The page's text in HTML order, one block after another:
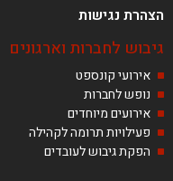
הצהרת נגישות
גיבוש לחברות וארגונים
אירועי קונספט
נופש לחברות
אירועים מיוחדים
פעילויות תרומה לקהילה
הפקת גיבוש לעובדים